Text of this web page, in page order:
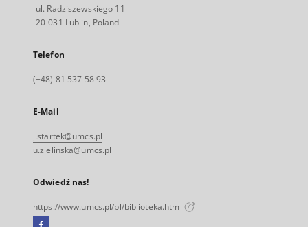
ul. Radziszewskiego 11
20-031 Lublin, Poland
Telefon
(+48) 81 537 58 93
E-Mail
j.startek@umcs.pl
u.zielinska@umcs.pl
Odwiedź nas!
https://www.umcs.pl/pl/biblioteka.htm
Facebook